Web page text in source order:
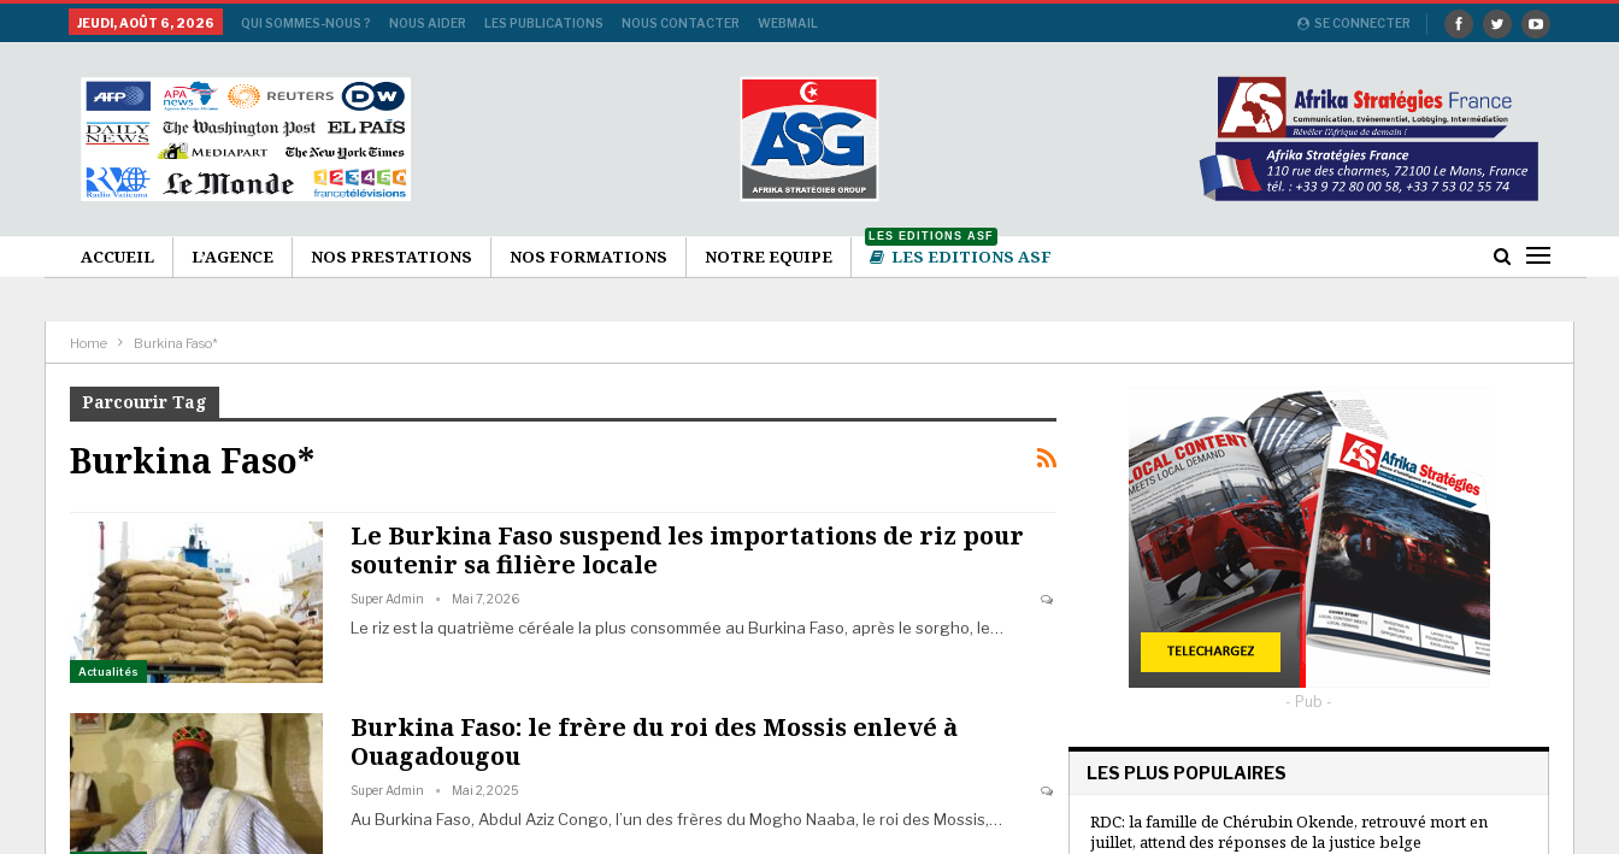
SE CONNECTER
JEUDI, AOÛT 6, 2026 QUI SOMMES-NOUS ? NOUS AIDER LES PUBLICATIONS NOUS CONTACTER WEBMAIL
ACCUEIL L’AGENCE NOS PRESTATIONS NOS FORMATIONS NOTRE EQUIPE LES EDITIONS ASF
LES EDITIONS ASF
Home Burkina Faso*
Parcourir Tag
Burkina Faso*
Actualités
Le Burkina Faso suspend les importations de riz pour
soutenir sa filière locale
Super Admin Mai 7, 2026
Le riz est la quatrième céréale la plus consommée au Burkina Faso, après le sorgho, le…
Burkina Faso: le frère du roi des Mossis enlevé à
Ouagadougou
Super Admin Mai 2, 2025
Au Burkina Faso, Abdul Aziz Congo, l’un des frères du Mogho Naaba, le roi des Mossis,…
- Pub -
LES PLUS POPULAIRES
RDC: la famille de Chérubin Okende, retrouvé mort en
juillet, attend des réponses de la justice belge